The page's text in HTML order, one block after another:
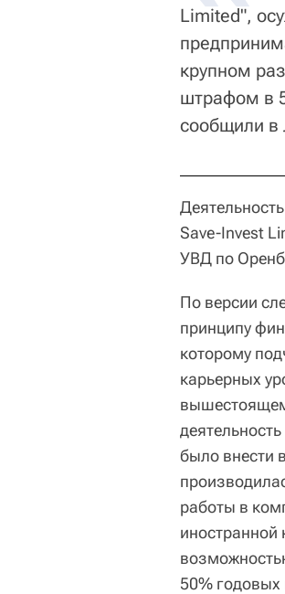
Limited",
крупном
штрафом в
сообщили в
Save-Invest
УВД по
По версии
принципу
которому
карьерных
было внести
работы в
иностранной
50%